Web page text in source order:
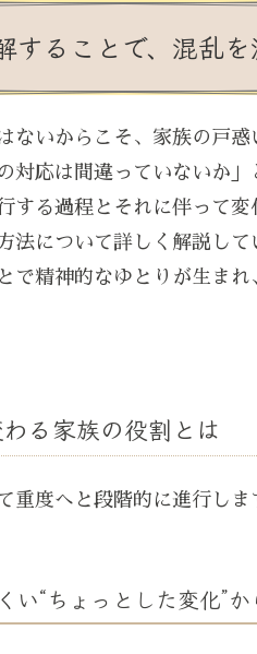
することで、混乱を
ないからこそ、家族の戸
対応は間違っていないか
する過程とそれに伴って
法について詳しく解説し
で精神的なゆとりが生ま
る家族の役割とは
重度へと段階的に進行し
“ちょっとした変化”か